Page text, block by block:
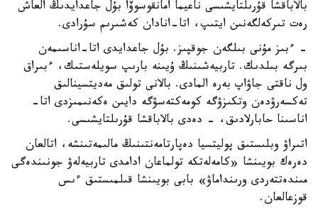
بالاباقشا قۇرىلتايشىسى ناعيما امانقوسوۆا بۇل جاعدايدىڭ العاش
رەت تىركەلگەنىن ايتىپ، اتا-انادان كەشىرىم سۇرادى.
- ءبىز مۇنى بىلگەن جوقپىز. بۇل جاعدايدى اتا-اناسىمەن
بىرگە بىلدىك. تاربيەشىنىڭ ۇيىنە بارىپ سويلەستىك، ءبىراق
ول ناقتى جاۋاپ بەرە المادى. بالانى تولىق مەديتسينالىق
تەكسەرۋدەن وتكىزۋگە كومەكتەسۋگە دايىن ەكەنىمىزدى اتا-
اناسىنا حابارلادىق، - دەدى بالاباقشا قۇرىلتايشىسى.
اتىراۋ وبلىستىق پوليتسيا دەپارتامەنتىنىڭ مالىمەتىنشە، اتالعان
دەرەك بويىنشا «كامەلەتكە تولماعان ادامدى تاربيەلەۋ جونىندەگى
مىندەتتەردى ورىنداماۋ» بابى بويىنشا قىلمىستىق ءىس
قوزعالعان.